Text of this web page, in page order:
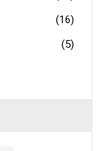
(16)
(5)